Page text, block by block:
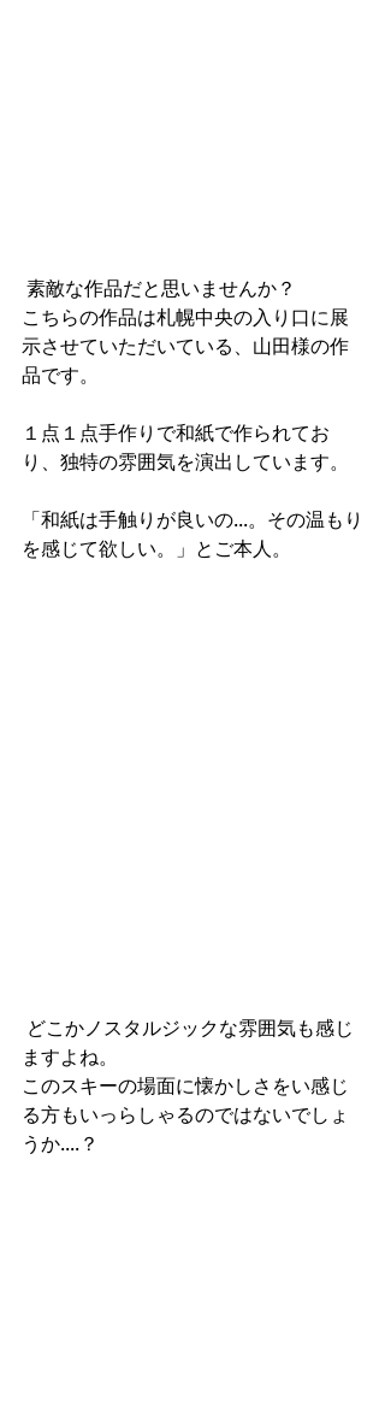
素敵な作品だと思いませんか？
こちらの作品は札幌中央の入り口に展
示させていただいている、山田様の作
品です。
１点１点手作りで和紙で作られてお
り、独特の雰囲気を演出しています。
「和紙は手触りが良いの...。その温もり
を感じて欲しい。」とご本人。
ますよね。
このスキーの場面に懐かしさをい感じ
る方もいっらしゃるのではないでしょ
うか....？